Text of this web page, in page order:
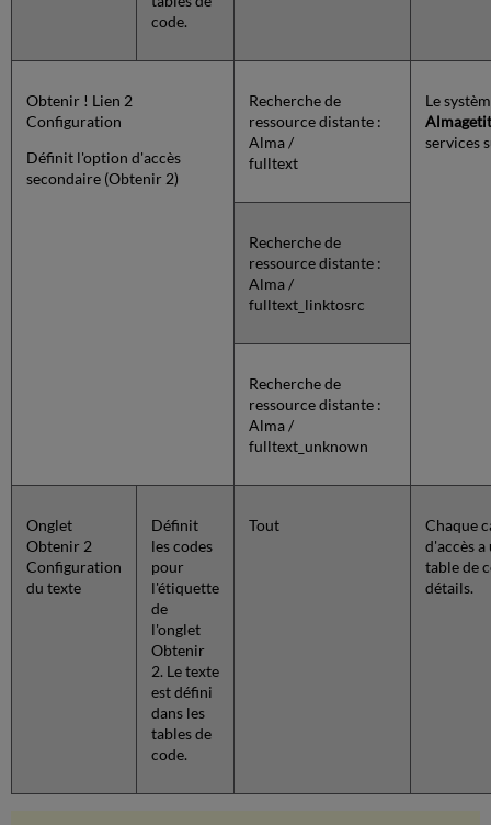
code.
Obtenir ! Lien 2
Configuration
Définit l'option d'accès
secondaire (Obtenir 2)
Recherche de
ressource distante :
Alma /
fulltext
Le
services
Recherche de
ressource distante :
Alma /
fulltext_linktosrc
Recherche de
ressource distante :
Alma /
fulltext_unknown
Onglet
Obtenir 2
Configuration
du texte
Définit
les codes
pour
l'étiquette
de
l'onglet
Obtenir
2. Le texte
est défini
dans les
tables de
code.
Tout
Chaque
d'accès
table de
détails.